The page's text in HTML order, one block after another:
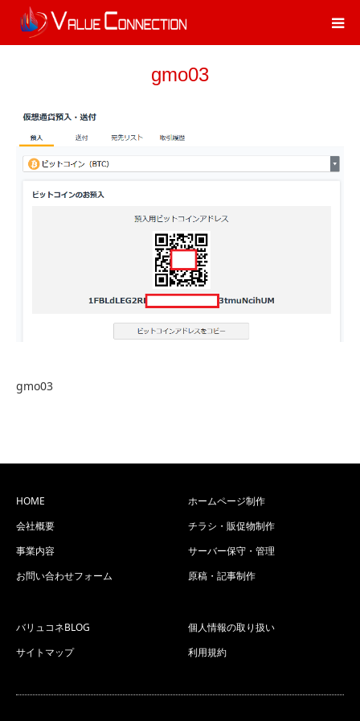
gmo03
gmo03
HOME
会社概要
事業内容
お問い合わせフォーム
ホームページ制作
チラシ・販促物制作
サーバー保守・管理
原稿・記事制作
バリュコネBLOG
サイトマップ
個人情報の取り扱い
利用規約